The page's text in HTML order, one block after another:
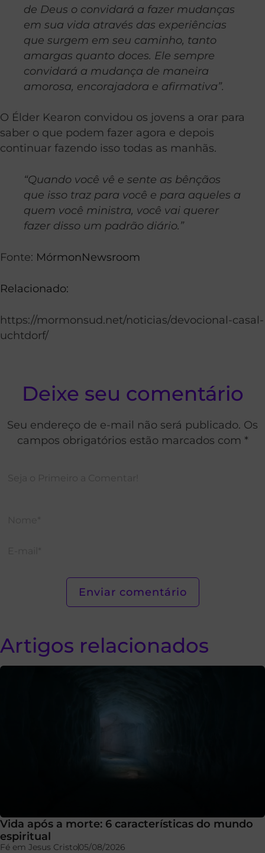
de Deus o convidará a fazer mudanças
em sua vida através das experiências
que surgem em seu caminho, tanto
amargas quanto doces. Ele sempre
convidará a mudança de maneira
amorosa, encorajadora e afirmativa”.
O Élder Kearon convidou os jovens a orar para
saber o que podem fazer agora e depois
continuar fazendo isso todas as manhãs.
“Quando você vê e sente as bênçãos
que isso traz para você e para aqueles a
quem você ministra, você vai querer
fazer disso um padrão diário.”
Fonte: MórmonNewsroom
Relacionado:
https://mormonsud.net/noticias/devocional-casal-
uchtdorf/
Deixe seu comentário
Seu endereço de e-mail não será publicado. Os
campos obrigatórios estão marcados com *
Artigos relacionados
Vida após a morte: 6 características do mundo
espiritual
Fé em Jesus Cristo05/08/2026